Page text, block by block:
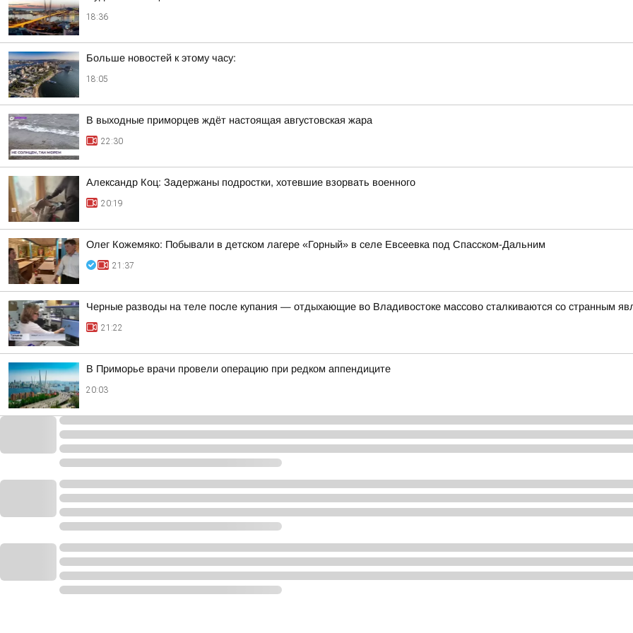
18:36
Больше новостей к этому часу:
18:05
В выходные приморцев ждёт настоящая августовская жара
22:30
Александр Коц: Задержаны подростки, хотевшие взорвать военного
20:19
Олег Кожемяко: Побывали в детском лагере «Горный» в селе Евсеевка под Спасском-Дальним
21:37
Черные разводы на теле после купания — отдыхающие во Владивостоке массово сталкиваются со странным
21:22
В Приморье врачи провели операцию при редком аппендиците
20:03